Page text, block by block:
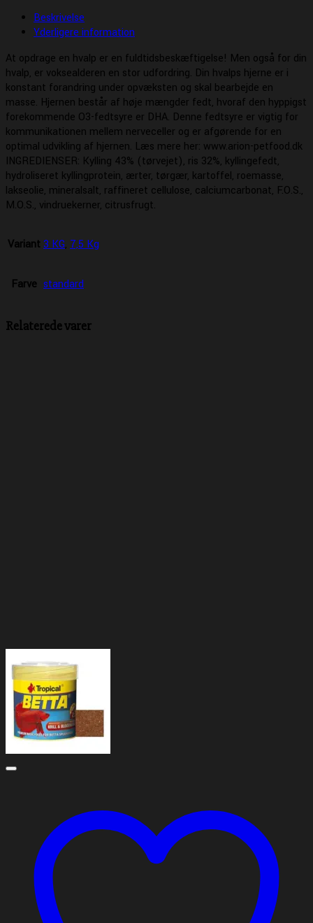
Beskrivelse
Yderligere information
At opdrage en hvalp er en fuldtidsbeskæftigelse! Men også for din
hvalp, er voksealderen en stor udfordring. Din hvalps hjerne er i
konstant forandring under opvæksten og skal bearbejde en
masse. Hjernen består af høje mængder fedt, hvoraf den hyppigst
forekommende O3-fedtsyre er DHA. Denne fedtsyre er vigtig for
kommunikationen mellem nerveceller og er afgørende for en
optimal udvikling af hjernen. Læs mere her: www.arion-petfood.dk
INGREDIENSER: Kylling 43% (tørvejet), ris 32%, kyllingefedt,
hydroliseret kyllingprotein, ærter, tørgær, kartoffel, roemasse,
lakseolie, mineralsalt, raffineret cellulose, calciumcarbonat, F.O.S.,
M.O.S., vindruekerner, citrusfrugt.
Variant 3 KG, 7,5 Kg
Farve standard
Relaterede varer